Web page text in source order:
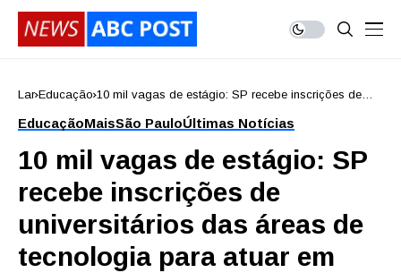
Lar Educação 10 mil vagas de estágio: SP recebe inscrições de
escolas estaduais
EducaçãoMaisSão PauloÚltimas Notícias
10 mil vagas de estágio: SP
recebe inscrições de
universitários das áreas de
tecnologia para atuar em